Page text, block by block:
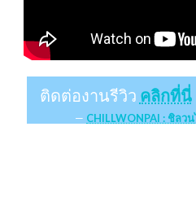
ติดต่องานรีวิว คลิกที่นี่
CHILLWONPAI : ชิลว